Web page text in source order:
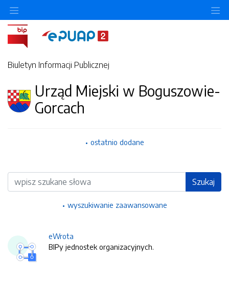
Biuletyn Informacji Publicznej
Urząd Miejski w Boguszowie-
Gorcach
ostatnio dodane
Wyszukiwarka Szukaj
wyszukiwanie zaawansowane
eWrota
BIPy jednostek organizacyjnych.